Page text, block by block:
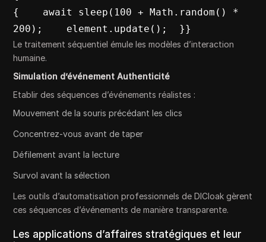
{    await sleep(100 + Math.random() *
200);    element.update();  }}
Le traitement séquentiel émule les modèles d’interaction
humaine.
Simulation d’événement Authenticité
Etablir des séquences d’événements réalistes :
Mouvement de la souris précédant les clics
Concentrez-vous avant de taper
Défilement avant la lecture
Survol avant la sélection
Les outils d’automatisation professionnels de DICloak gèrent
ces séquences d’événements de manière transparente.
Les applications d’affaires stratégiques et leur